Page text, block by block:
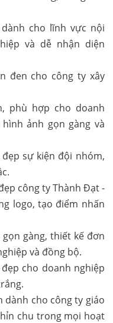
cho lĩnh vực nội
và dễ nhận diện
phù hợp cho doanh
ảnh gọn gàng và
gàng, thiết kế đơn
và đồng bộ.
dành cho công ty giáo
chu trong mọi hoạt